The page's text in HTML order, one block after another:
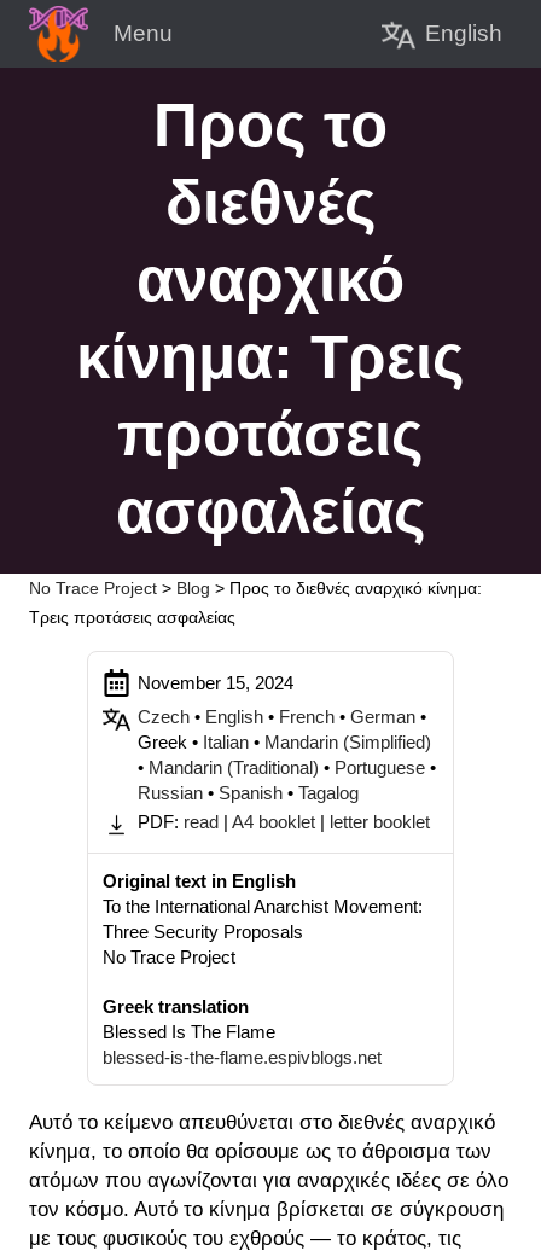
Menu English
Προς το
διεθνές
αναρχικό
κίνημα: Τρεις
προτάσεις
ασφαλείας
No Trace Project > Blog > Προς το διεθνές αναρχικό κίνημα:
Τρεις προτάσεις ασφαλείας
November 15, 2024
Czech• English• French• German•
Greek • Italian• Mandarin (Simplified)
• Mandarin (Traditional) • Portuguese•
Russian• Spanish• Tagalog
PDF: read| A4 booklet| letter booklet
Original text in English
To the International Anarchist Movement:
Three Security Proposals
No Trace Project
Greek translation
Blessed Is The Flame
blessed-is-the-flame.espivblogs.net
Αυτό το κείμενο απευθύνεται στο διεθνές αναρχικό
κίνημα, το οποίο θα ορίσουμε ως το άθροισμα των
ατόμων που αγωνίζονται για αναρχικές ιδέες σε όλο
τον κόσμο. Αυτό το κίνημα βρίσκεται σε σύγκρουση
με τους φυσικούς του εχθρούς — το κράτος, τις